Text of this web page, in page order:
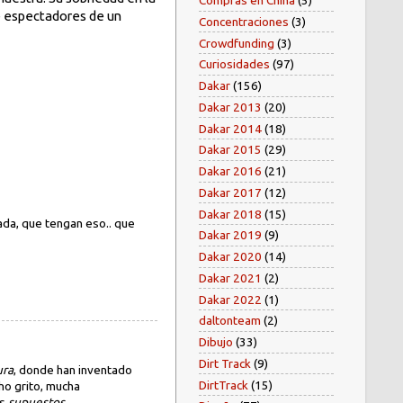
espectadores de un
que tengan eso.. que
, donde han inventado
grito, mucha
Concentraciones (3)
Crowdfunding (3)
Curiosidades (97)
Dakar(156)
Dakar 2013 (20)
Dakar 2014(18)
Dakar 2015 (29)
Dakar 2016 (21)
Dakar 2017 (12)
Dakar 2018 (15)
Dakar 2019 (9)
Dakar 2020 (14)
Dakar 2021 (2)
Dakar 2022 (1)
daltonteam (2)
Dibujo (33)
Dirt Track (9)
DirtTrack (15)